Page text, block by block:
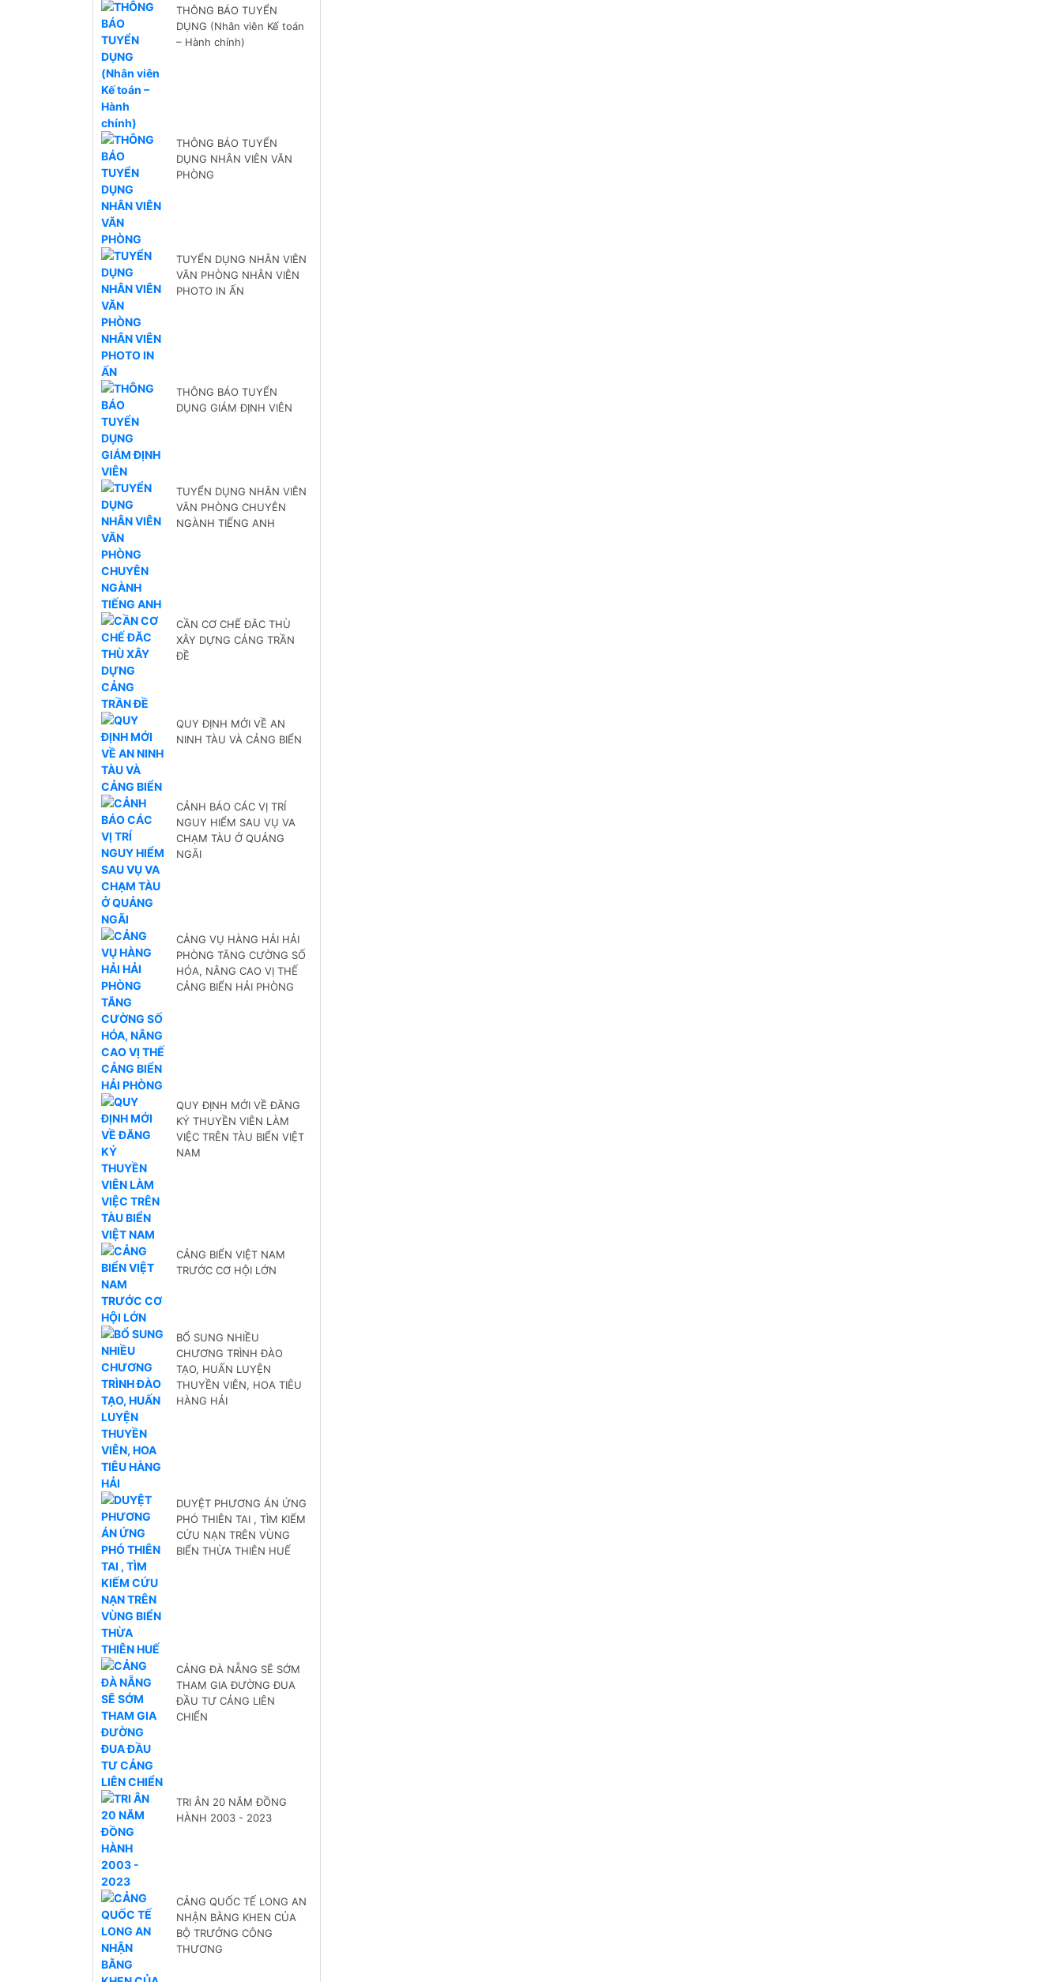
THÔNG BÁO TUYỂN
DỤNG (Nhân viên Kế toán
– Hành chính)
THÔNG BÁO TUYỂN
DỤNG NHÂN VIÊN VĂN
PHÒNG
TUYỂN DỤNG NHÂN VIÊN
VĂN PHÒNG NHÂN VIÊN
PHOTO IN ẤN
THÔNG BÁO TUYỂN
DỤNG GIÁM ĐỊNH VIÊN
TUYỂN DỤNG NHÂN VIÊN
VĂN PHÒNG CHUYÊN
NGÀNH TIẾNG ANH
CẦN CƠ CHẾ ĐĂC THÙ
XÂY DỰNG CẢNG TRẦN
ĐỀ
QUY ĐỊNH MỚI VỀ AN
NINH TÀU VÀ CẢNG BIỂN
CẢNH BÁO CÁC VỊ TRÍ
NGUY HIỂM SAU VỤ VA
CHẠM TÀU Ở QUẢNG
NGÃI
CẢNG VỤ HÀNG HẢI HẢI
PHÒNG TĂNG CƯỜNG SỐ
HÓA, NÂNG CAO VỊ THẾ
CẢNG BIỂN HẢI PHÒNG
QUY ĐỊNH MỚI VỀ ĐĂNG
KÝ THUYỀN VIÊN LÀM
VIỆC TRÊN TÀU BIỂN VIỆT
NAM
CẢNG BIỂN VIỆT NAM
TRƯỚC CƠ HỘI LỚN
BỔ SUNG NHIỀU
CHƯƠNG TRÌNH ĐÀO
TẠO, HUẤN LUYỆN
THUYỀN VIÊN, HOA TIÊU
HÀNG HẢI
DUYỆT PHƯƠNG ÁN ỨNG
PHÓ THIÊN TAI , TÌM KIẾM
CỨU NẠN TRÊN VÙNG
BIỂN THỪA THIÊN HUẾ
CẢNG ĐÀ NẴNG SẼ SỚM
THAM GIA ĐƯỜNG ĐUA
ĐẦU TƯ CẢNG LIÊN
CHIỂN
TRI ÂN 20 NĂM ĐỒNG
HÀNH 2003 - 2023
CẢNG QUỐC TẾ LONG AN
NHẬN BẰNG KHEN CỦA
BỘ TRƯỞNG CÔNG
THƯƠNG